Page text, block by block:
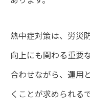
熱中症対策は、労災
向上にも関わる重要
合わせながら、運用
くことが求められる